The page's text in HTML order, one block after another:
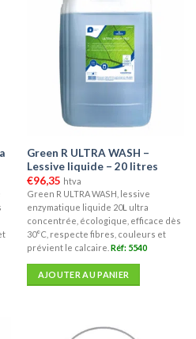
Green R ULTRA WASH –
Lessive liquide – 20 litres
€96,35 htva
Green R ULTRA WASH, lessive
enzymatique liquide 20L ultra
concentrée, écologique, efficace dès
30°C, respecte fibres, couleurs et
prévient le calcaire. Réf: 5540
AJOUTER AU PANIER